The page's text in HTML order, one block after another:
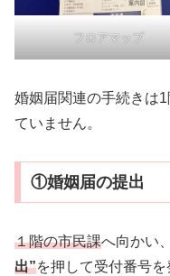
フロアマップ
婚姻届関連の手続きは
ていません。
①婚姻届の提出
１階の市民課へ向かい
出”を押して受付番号を